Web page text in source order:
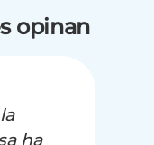
opinan
ha